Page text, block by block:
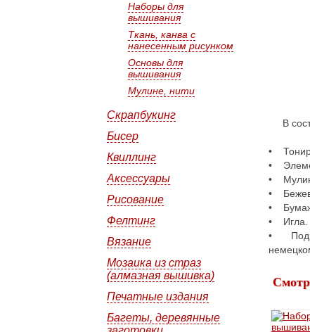
Наборы для
вышивания
Ткань, канва с
нанесенным рисунком
Основы для
вышивания
Мулине, нити
Скрапбукинг
Бисер
Квиллинг
Аксессуары
Рисование
Фелтинг
Вязание
Мозаика из страз
(алмазная вышивка)
Печатные издания
Багеты, деревянные
В
•
•
•
•
•
• Игла.
•